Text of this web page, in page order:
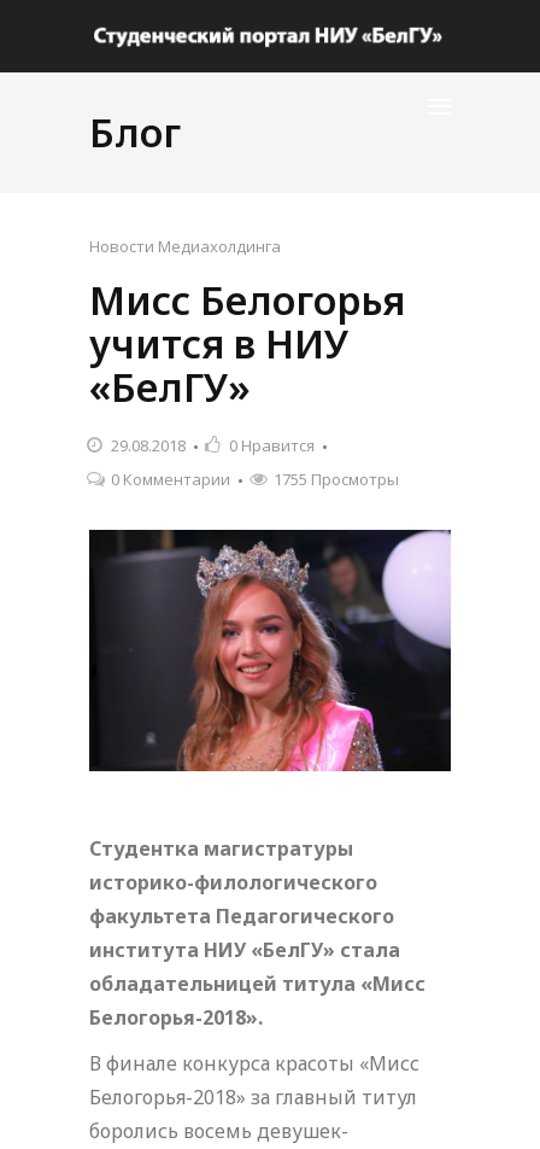
Блог
Новости Медиахолдинга
Мисс Белогорья
учится в НИУ
«БелГУ»
29.08.2018 0 Нравится
0 Комментарии
1755 Просмотры
Студентка магистратуры
историко-филологического
факультета Педагогического
института НИУ «БелГУ» стала
обладательницей титула «Мисс
Белогорья-2018».
В финале конкурса красоты «Мисс
Белогорья-2018» за главный титул
боролись восемь девушек-